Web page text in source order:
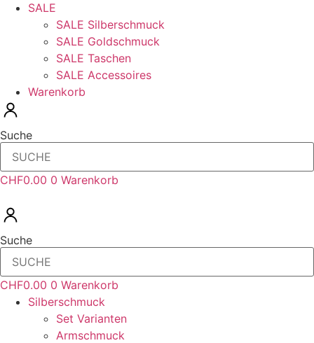
SALE
SALE Silberschmuck
SALE Goldschmuck
SALE Taschen
SALE Accessoires
Warenkorb
Suche
CHF0.00 0 Warenkorb
Suche
CHF0.00 0 Warenkorb
Silberschmuck
Set Varianten
Armschmuck